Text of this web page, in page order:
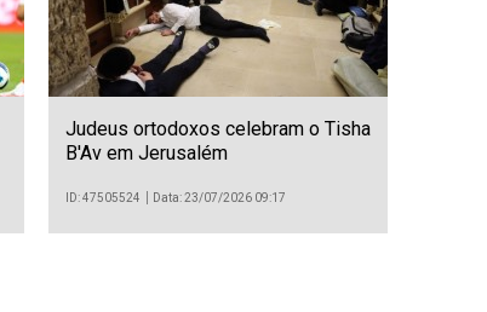
Judeus ortodoxos celebram o Tisha
B'Av em Jerusalém
ID: 47505524 Data: 23/07/2026 09:17